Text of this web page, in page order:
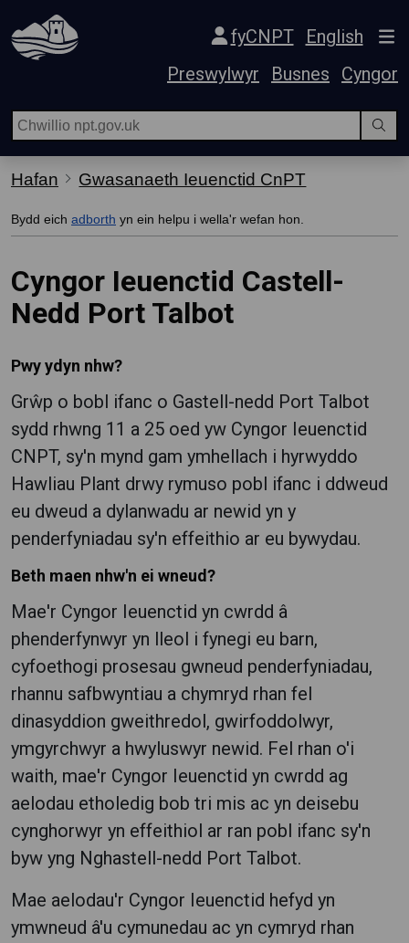
Hepgor gwe-lywio
fyCNPT
English
Preswylwyr
Busnes Cyngor
Hafan Gwasanaeth Ieuenctid CnPT
Bydd eich adborth yn ein helpu i wella'r wefan hon.
Cyngor Ieuenctid Castell-
Nedd Port Talbot
Pwy ydyn nhw?
Grŵp o bobl ifanc o Gastell-nedd Port Talbot
sydd rhwng 11 a 25 oed yw Cyngor Ieuenctid
CNPT, sy'n mynd gam ymhellach i hyrwyddo
Hawliau Plant drwy rymuso pobl ifanc i ddweud
eu dweud a dylanwadu ar newid yn y
penderfyniadau sy'n effeithio ar eu bywydau.
Beth maen nhw'n ei wneud?
Mae'r Cyngor Ieuenctid yn cwrdd â
phenderfynwyr yn lleol i fynegi eu barn,
cyfoethogi prosesau gwneud penderfyniadau,
rhannu safbwyntiau a chymryd rhan fel
dinasyddion gweithredol, gwirfoddolwyr,
ymgyrchwyr a hwyluswyr newid. Fel rhan o'i
waith, mae'r Cyngor Ieuenctid yn cwrdd ag
aelodau etholedig bob tri mis ac yn deisebu
cynghorwyr yn effeithiol ar ran pobl ifanc sy'n
byw yng Nghastell-nedd Port Talbot.
Mae aelodau'r Cyngor Ieuenctid hefyd yn
ymwneud â'u cymunedau ac yn cymryd rhan